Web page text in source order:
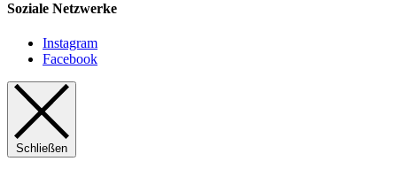
Soziale Netzwerke
Instagram
Facebook
Schließen